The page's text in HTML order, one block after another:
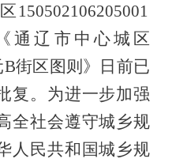
150502106205001
通辽市中心城区
街区图则》
日前已
复。为进一步加强
全社会遵守城乡规
人民共和国城乡规